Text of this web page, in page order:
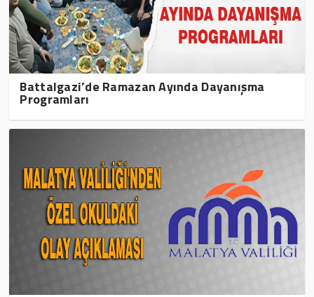
Battalgazi’de Ramazan Ayında Dayanışma
Programları